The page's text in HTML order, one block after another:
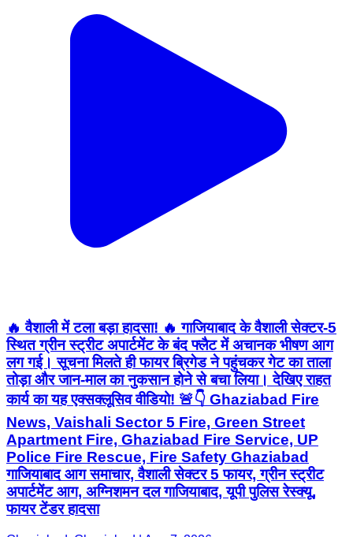
🔥 वैशाली में टला बड़ा हादसा! 🔥 गाजियाबाद के वैशाली सेक्टर-5
स्थित ग्रीन स्ट्रीट अपार्टमेंट के बंद फ्लैट में अचानक भीषण आग
लग गई। सूचना मिलते ही फायर ब्रिगेड ने पहुंचकर गेट का ताला
तोड़ा और जान-माल का नुकसान होने से बचा लिया। देखिए राहत
कार्य का यह एक्सक्लूसिव वीडियो! 🚨👇 Ghaziabad Fire
News, Vaishali Sector 5 Fire, Green Street
Apartment Fire, Ghaziabad Fire Service, UP
Police Fire Rescue, Fire Safety Ghaziabad
गाजियाबाद आग समाचार, वैशाली सेक्टर 5 फायर, ग्रीन स्ट्रीट
अपार्टमेंट आग, अग्निशमन दल गाजियाबाद, यूपी पुलिस रेस्क्यू,
फायर टेंडर हादसा